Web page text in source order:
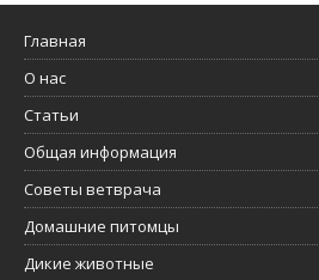
Главная
О нас
Статьи
Общая информация
Советы ветврача
Домашние питомцы
Дикие животные